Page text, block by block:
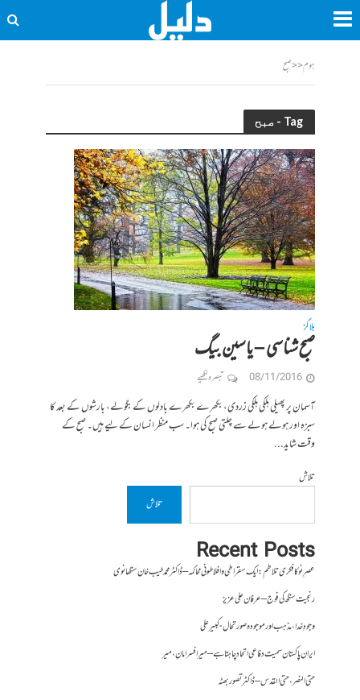
ہوم<<صبح
Tag - صبح
بلاگز
صبح شناسی – یاسین بیگ
08/11/2016 تبصرہ لکھیے
آسمان پر پھیلی ہلکی ہلکی زردی، بکھرے بکھرے بادلوں کے بگولے، بارشوں کے بعد کا
سبزہ اور ہولے ہولے سے چلتی صبح کی ہوا۔ سب منظر انسان کے لیے ہیں۔ صبح کے
وقت شاید...
تلاش
تلاش
Recent Posts
عصرِ نو کا فکری تلاطم: ایک سقراطی و افلاطونی محاکمہ – ڈاکٹر محمد طیب خان سنگھانوی
رنجیت سنگھ کی فوج – عرفان علی عزیز
وجودِ خدا، مذہب اور موجودہ صورتحال- کبیر علی
ایران پاکستان سمیت دفاعی اتحاد چاہتا ہے – میر افسر امان،میر
حتی النصر ، حتی القدس – ڈاکٹر تصور بھٹہ